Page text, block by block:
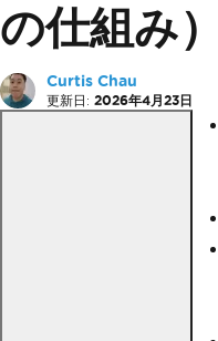
の仕組み）
Curtis Chau
更新日: 2026年4月23日